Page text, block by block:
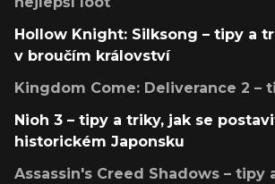
Hollow Knight: Silksong – tipy a
v broučím království
Kingdom Come: Deliverance 2 –
Nioh 3 – tipy a triky, jak se
historickém Japonsku
Assassin's Creed Shadows – tipy